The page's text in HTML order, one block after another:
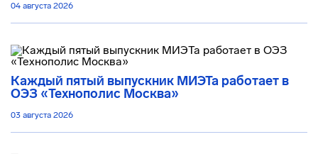
04 августа 2026
Каждый пятый выпускник МИЭТа работает в
ОЭЗ «Технополис Москва»
03 августа 2026